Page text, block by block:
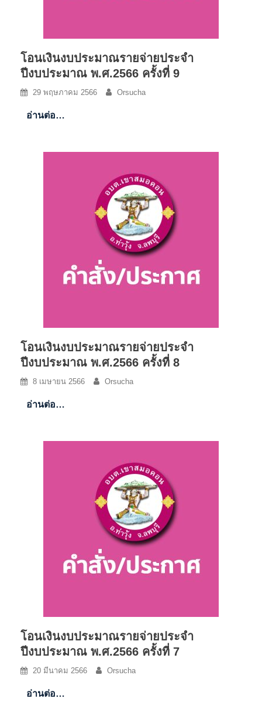
โอนเงินงบประมาณรายจ่ายประจำ
ปีงบประมาณ พ.ศ.2566 ครั้งที่ 9
29 พฤษภาคม 2566 Orsucha
อ่านต่อ…
โอนเงินงบประมาณรายจ่ายประจำ
ปีงบประมาณ พ.ศ.2566 ครั้งที่ 8
8 เมษายน 2566 Orsucha
อ่านต่อ…
โอนเงินงบประมาณรายจ่ายประจำ
ปีงบประมาณ พ.ศ.2566 ครั้งที่ 7
20 มีนาคม 2566 Orsucha
อ่านต่อ…